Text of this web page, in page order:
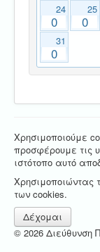
24
0
25
0
31
0
Χρησιμοποιούμε
προσφέρουμε τις
ιστότοπο αυτό
Χρησιμοποιώντας
των cookies.
Δέχομαι
© 2026 Διεύθυνση